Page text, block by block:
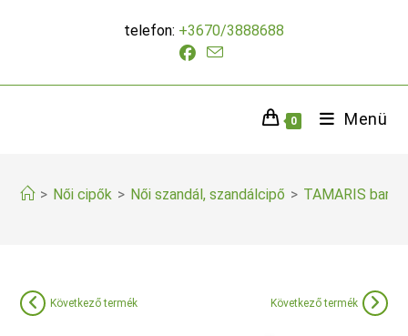
telefon: +3670/3888688
0 Menü
> Női cipők > Női szandál, szandálcipő > TAMARIS
Következő termék Következő termék